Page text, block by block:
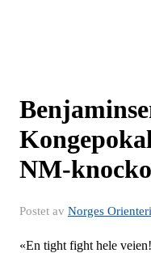
NM-
Postet av Norges
«En tight fight hele